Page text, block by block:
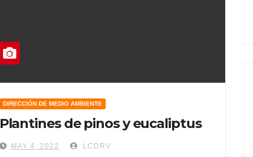
DIRECCIÓN DE MEDIO AMBIENTE
Plantines de pinos y eucaliptus
MAY 4, 2022 LCDRV